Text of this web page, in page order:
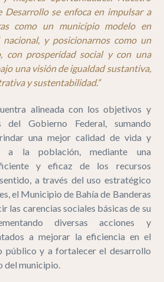
Desarrollo se enfoca en impulsar a
como un municipio modelo en
y posicionarnos como un
con prosperidad social y con una
una visión de igualdad sustantiva,
y sustentabilidad.”
alineada con los objetivos y
del Gobierno Federal, sumando
una mejor calidad de vida y
a la población, mediante una
y eficaz de los recursos
a través del uso estratégico
el Municipio de Bahía de Banderas
las carencias sociales básicas de su
diversas acciones y
a mejorar la eficiencia en el
público y a fortalecer el desarrollo
del municipio.